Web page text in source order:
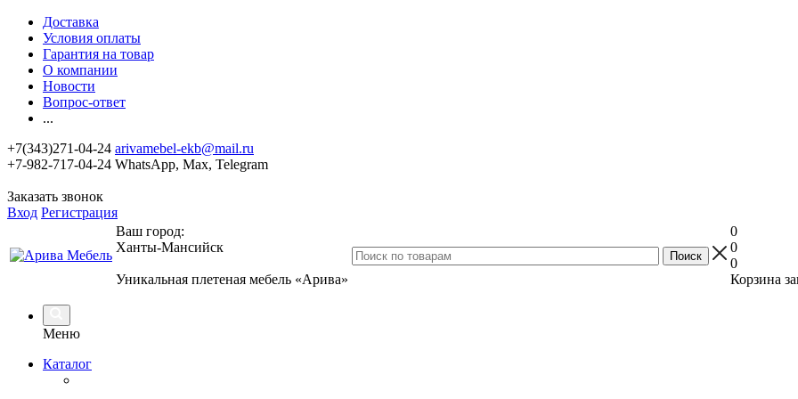
Доставка
Условия оплаты
Гарантия на товар
О компании
Новости
Вопрос-ответ
...
+7(343)271-04-24 arivamebel-ekb@mail.ru
+7-982-717-04-24 WhatsApp, Max, Telegram
Заказать звонок
Вход Регистрация
Ваш город:
Ханты-Мансийск
Уникальная плетеная мебель «Арива»
0
0
0
Корзина
Меню
Каталог